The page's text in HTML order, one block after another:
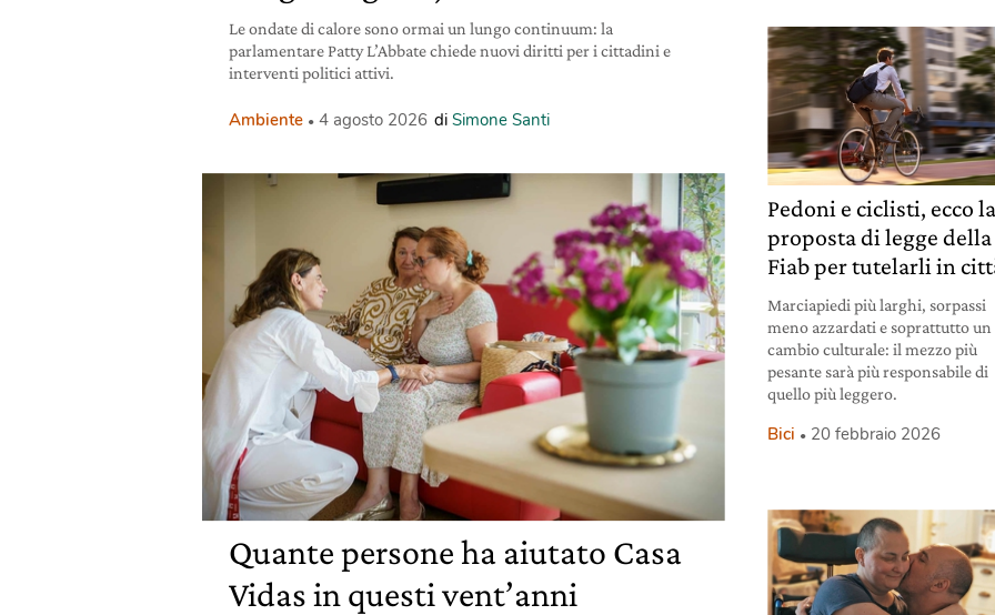
Le ondate di calore sono ormai un lungo continuum: la
parlamentare Patty L’Abbate chiede nuovi diritti per i cittadini e
interventi politici attivi.
Ambiente 4 agosto 2026 di Simone Santi
Quante persone ha aiutato Casa
Vidas in questi vent’anni
Pedoni e ciclisti, ecco la
proposta di legge della
Fiab per tutelarli in
Marciapiedi più larghi, sorpassi
meno azzardati e soprattutto un
cambio culturale: il mezzo più
pesante sarà più responsabile di
quello più leggero.
Bici 20 febbraio 2026